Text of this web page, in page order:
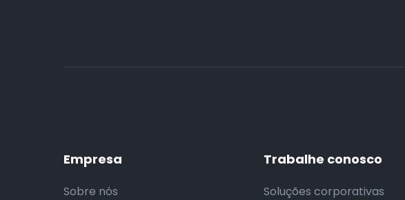
Empresa
Sobre nós
Trabalhe conosco
Soluções corporativas